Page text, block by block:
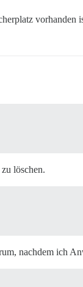
vorhanden
löschen.
nachdem ich